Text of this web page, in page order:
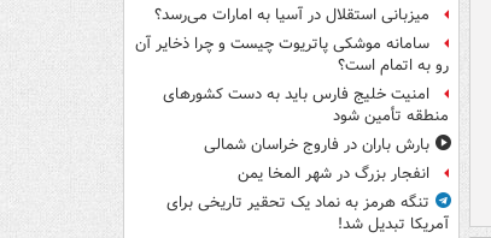
میزبانی استقلال در آسیا به امارات می‌رسد؟
سامانه موشکی پاتریوت چیست و چرا ذخایر آن
رو به اتمام است؟
امنیت خلیج فارس باید به دست کشورهای
منطقه تأمین شود
بارش باران در فاروج خراسان شمالی
انفجار بزرگ در شهر المخا یمن
تنگه هرمز به نماد یک تحقیر تاریخی برای
آمریکا تبدیل شد!